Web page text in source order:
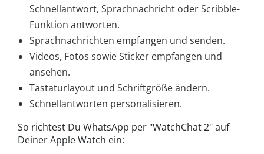
Schnellantwort, Sprachnachricht oder Scribble-
Funktion antworten.
Sprachnachrichten empfangen und senden.
Videos, Fotos sowie Sticker empfangen und
ansehen.
Tastaturlayout und Schriftgröße ändern.
Schnellantworten personalisieren.
So richtest Du WhatsApp per "WatchChat 2" auf
Deiner Apple Watch ein: